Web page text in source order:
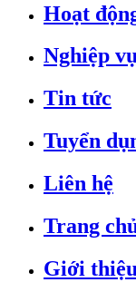
Hoạt
Nghiệp
Tin tức
Tuyển
Liên hệ
Trang
Giới thiệu